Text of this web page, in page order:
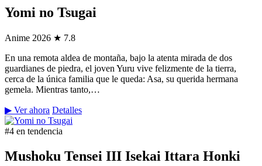
Yomi no Tsugai
Anime 2026 ★ 7.8
En una remota aldea de montaña, bajo la atenta mirada de dos
guardianes de piedra, el joven Yuru vive felizmente de la tierra,
cerca de la única familia que le queda: Asa, su querida hermana
gemela. Mientras tanto,…
▶ Ver ahora Detalles
#4 en tendencia
Mushoku Tensei III Isekai Ittara Honki